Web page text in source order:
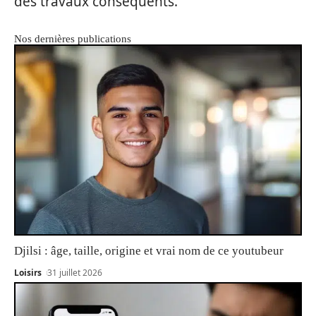
Nos dernières publications
Djilsi : âge, taille, origine et vrai nom de ce youtubeur
Loisirs 31 juillet 2026